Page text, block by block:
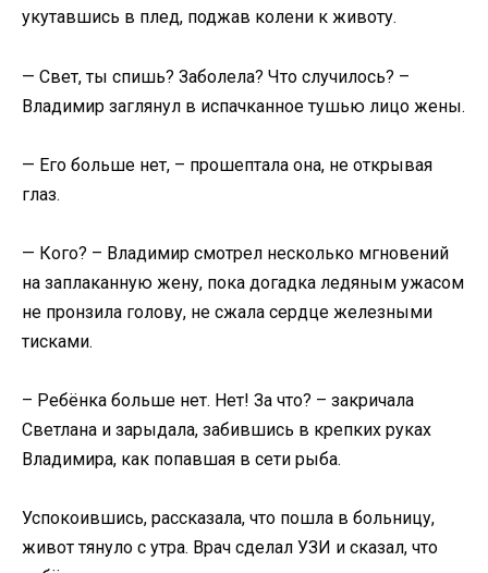
укутавшись в плед, поджав колени к животу.
— Свет, ты спишь? Заболела? Что случилось? –
Владимир заглянул в испачканное тушью лицо жены.
— Его больше нет, – прошептала она, не открывая
глаз.
— Кого? – Владимир смотрел несколько мгновений
на заплаканную жену, пока догадка ледяным ужасом
не пронзила голову, не сжала сердце железными
тисками.
– Ребёнка больше нет. Нет! За что? – закричала
Светлана и зарыдала, забившись в крепких руках
Владимира, как попавшая в сети рыба.
Успокоившись, рассказала, что пошла в больницу,
живот тянуло с утра. Врач сделал УЗИ и сказал, что